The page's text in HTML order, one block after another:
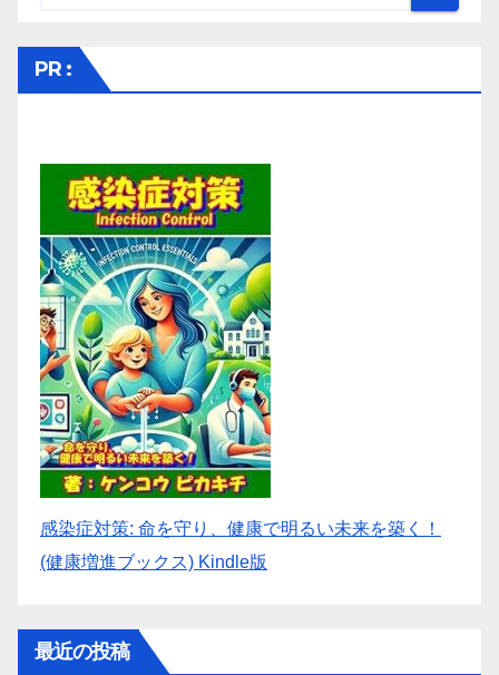
PR :
感染症対策: 命を守り、健康で明るい未来を築く！
(健康増進ブックス) Kindle版
最近の投稿